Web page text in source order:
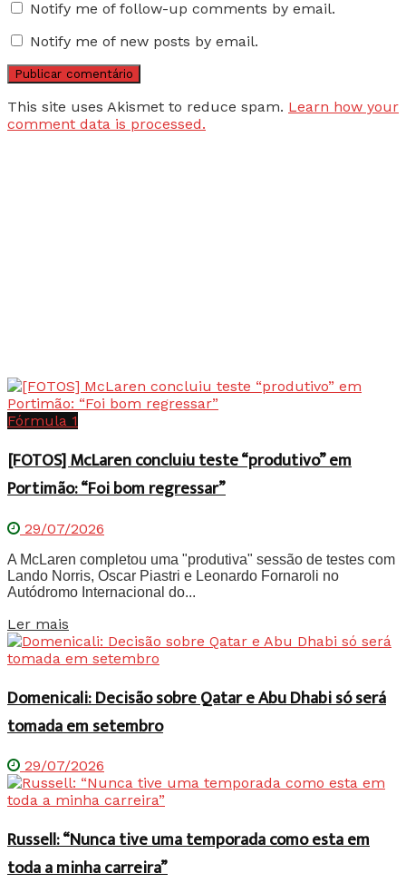
Notify me of follow-up comments by email.
Notify me of new posts by email.
This site uses Akismet to reduce spam. Learn how your
comment data is processed.
Fórmula 1
[FOTOS] McLaren concluiu teste “produtivo” em
Portimão: “Foi bom regressar”
29/07/2026
A McLaren completou uma "produtiva" sessão de testes com
Lando Norris, Oscar Piastri e Leonardo Fornaroli no
Autódromo Internacional do...
Ler mais
Domenicali: Decisão sobre Qatar e Abu Dhabi só será
tomada em setembro
29/07/2026
Russell: “Nunca tive uma temporada como esta em
toda a minha carreira”